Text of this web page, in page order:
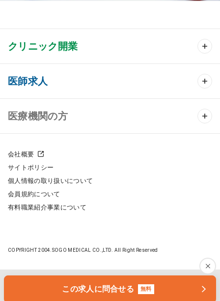
この求人に問合せる 無料
クリニック開業
クリニック開業 TOP
クリニック物件検索
クリニックの開業スタイル
クリニック開業までの流れ
開業支援事例
医院開業セミナー
医師求人
医師求人 TOP
常勤求人検索
スポット求人検索
転職ノウハウ
医療機関の方
採用をお考えの医療機関の方
会社概要
サイトポリシー
個人情報の取り扱いについて
会員規約について
有料職業紹介事業について
COPYRIGHT 2004.SOGO MEDICAL CO.,LTD. All Right Reserved